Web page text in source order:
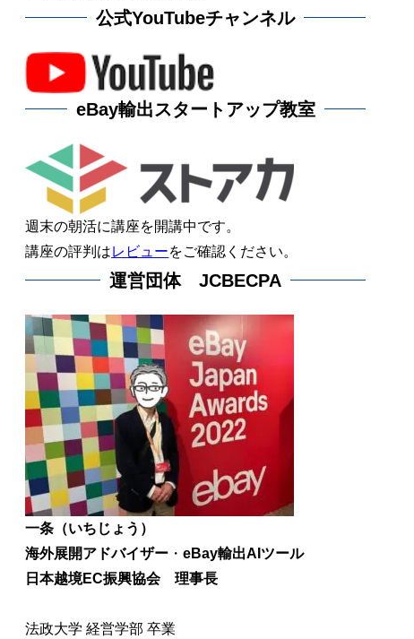
公式YouTubeチャンネル
eBay輸出スタートアップ教室
週末の朝活に講座を開講中です。
講座の評判はレビューをご確認ください。
運営団体 JCBECPA
一条（いちじょう）
海外展開アドバイザー ・eBay輸出AIツール
日本越境EC振興協会 理事長
法政大学 経営学部 卒業